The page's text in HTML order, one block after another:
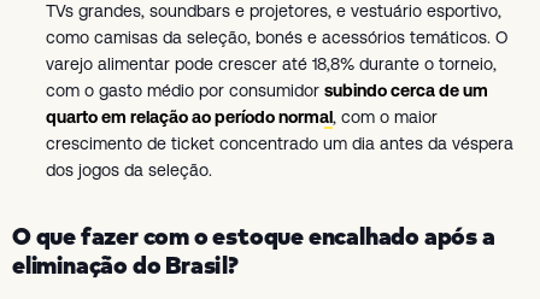
TVs grandes, soundbars e projetores, e vestuário esportivo,
como camisas da seleção, bonés e acessórios temáticos. O
varejo alimentar pode crescer até 18,8% durante o torneio,
com o gasto médio por consumidor subindo cerca de um
quarto em relação ao período normal, com o maior
crescimento de ticket concentrado um dia antes da véspera
dos jogos da seleção.
O que fazer com o estoque encalhado após a
eliminação do Brasil?